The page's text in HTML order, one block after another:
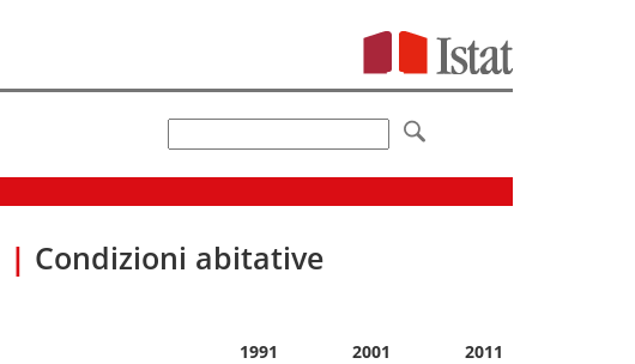
| Condizioni abitative
1991 2001 2011